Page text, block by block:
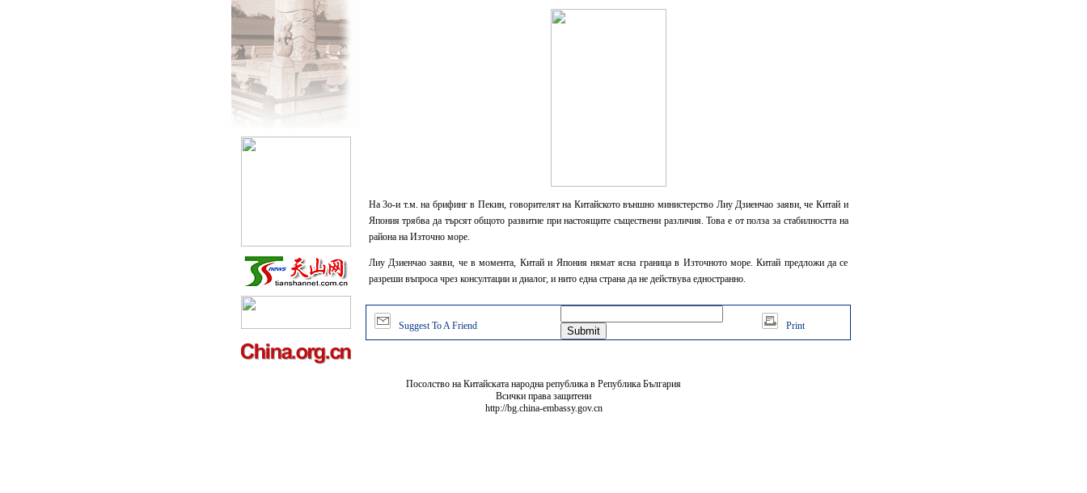
На 3о-и т.м. на брифинг в Пекин, говорителят на Китайското външно министерство Лиу Дзиенчао заяви, че Китай и
Япония трябва да търсят общото развитие при настоящите съществени различия. Това е от полза за стабилността на
района на Източно море.
Лиу Дзиенчао заяви, че в момента, Китай и Япония нямат ясна граница в Източното море. Китай предложи да се
разреши въпроса чрез консултации и диалог, и нито една страна да не действува едностранно.
Suggest To A Friend Print
Посолство на Китайската народна република в Република България
Всички права защитени
http://bg.china-embassy.gov.cn